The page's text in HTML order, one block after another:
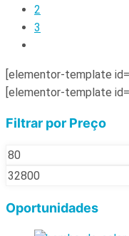
2
3
[elementor-template
[elementor-template
Filtrar por Preço
Oportunidades